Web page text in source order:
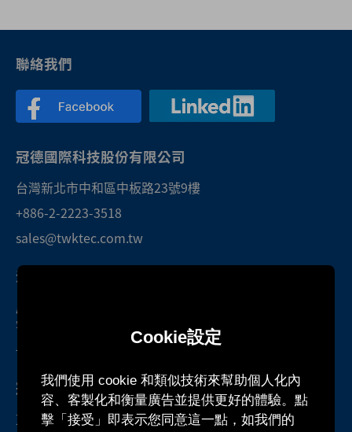
Cookie設定
我們使用 cookie 和類似技術來幫助個人化內
容、客製化和衡量廣告並提供更好的體驗。點
擊「接受」即表示您同意這一點，如我們的
聯絡我們
冠德國際科技股份有限公司
台灣新北市中和區中板路23號9樓
+886-2-2223-3518
sales@twktec.com.tw
深圳研發中心暨服務處
廣東省深圳市光明區光明街道東周社區
雲智科技園B1棟1301號房
+86-755-27160388
冠德國際股份有限公司
柬埔寨茶膠省當谷縣本布鄉站波村